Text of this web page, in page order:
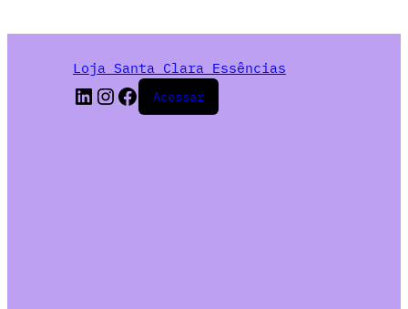
Loja Santa Clara Essências
Acessar